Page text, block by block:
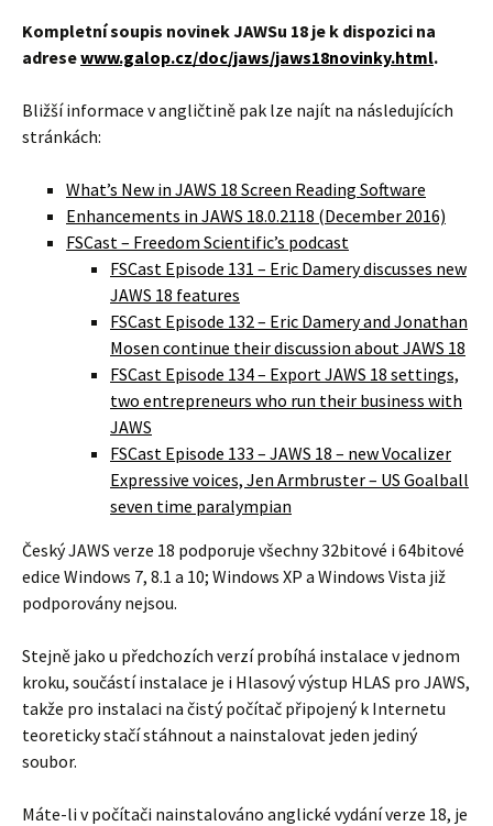
Kompletní soupis novinek JAWSu 18 je k dispozici na
adresewww.galop.cz/doc/jaws/jaws18novinky.html.
Bližší informace v angličtině pak lze najít na následujících
stránkách:
What’s New in JAWS 18 Screen Reading Software
Enhancements in JAWS 18.0.2118 (December 2016)
FSCast – Freedom Scientific’s podcast
FSCast Episode 131 – Eric Damery discusses new
JAWS 18 features
FSCast Episode 132 – Eric Damery and Jonathan
Mosen continue their discussion about JAWS 18
FSCast Episode 134 – Export JAWS 18 settings,
two entrepreneurs who run their business with
JAWS
FSCast Episode 133 – JAWS 18 – new Vocalizer
Expressive voices, Jen Armbruster – US Goalball
seven time paralympian
Český JAWS verze 18 podporuje všechny 32bitové i 64bitové
edice Windows 7, 8.1 a 10; Windows XP a Windows Vista již
podporovány nejsou.
Stejně jako u předchozích verzí probíhá instalace v jednom
kroku, součástí instalace je i Hlasový výstup HLAS pro JAWS,
takže pro instalaci na čistý počítač připojený k Internetu
teoreticky stačí stáhnout a nainstalovat jeden jediný
soubor.
Máte-li v počítači nainstalováno anglické vydání verze 18, je